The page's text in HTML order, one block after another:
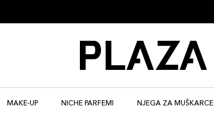
MAKE-UP NICHE PARFEMI NJEGA ZA MUŠKARCE